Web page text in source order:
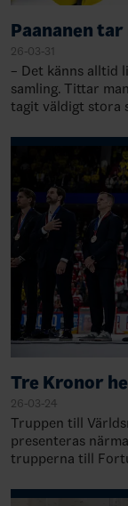
Paananen
26-03-31
– Det känns alltid
samling. Tittar
tagit väldigt stora
Tre Kronor
26-03-24
Truppen till
presenteras
trupperna till